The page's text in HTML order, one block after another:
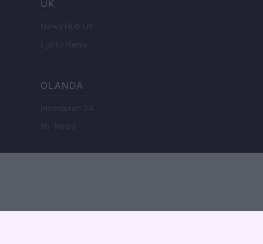
UK
News Hub UK
Lgbtq News
OLANDA
Investeren 24
NL Newz